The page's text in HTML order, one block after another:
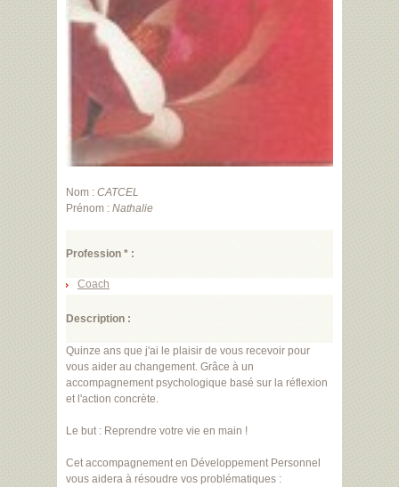
Nom : CATCEL
Prénom : Nathalie
Profession * :
Coach
Description :
Quinze ans que j'ai le plaisir de vous recevoir pour
vous aider au changement. Grâce à un
accompagnement psychologique basé sur la réflexion
et l'action concrète.
Le but : Reprendre votre vie en main !
Cet accompagnement en Développement Personnel
vous aidera à résoudre vos problématiques :